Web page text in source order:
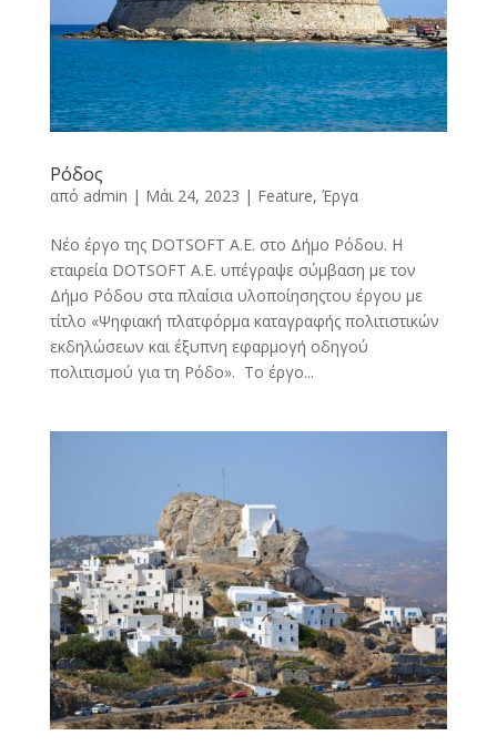
Ρόδος
από admin | Μάι 24, 2023 | Feature, Έργα
Νέο έργο της DOTSOFT Α.Ε. στο Δήμο Ρόδου. Η
εταιρεία DOTSOFT Α.Ε. υπέγραψε σύμβαση με τον
Δήμο Ρόδου στα πλαίσια υλοποίησηςτου έργου με
τίτλο «Ψηφιακή πλατφόρμα καταγραφής πολιτιστικών
εκδηλώσεων και έξυπνη εφαρμογή οδηγού
πολιτισμού για τη Ρόδο». Το έργο...